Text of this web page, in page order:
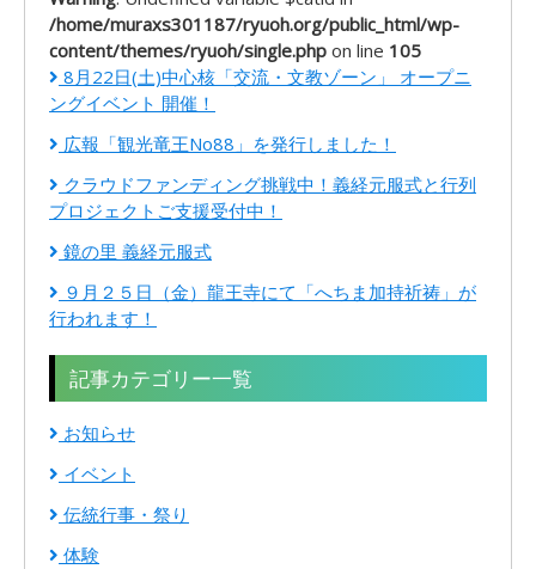
/home/muraxs301187/ryuoh.org/public_html/wp-
content/themes/ryuoh/single.php on line 105
8月22日(土)中心核「交流・文教ゾーン」 オープニ
ングイベント 開催！
広報「観光竜王No88」を発行しました！
クラウドファンディング挑戦中！義経元服式と行列
プロジェクトご支援受付中！
鏡の里 義経元服式
９月２５日（金）龍王寺にて「へちま加持祈祷」が
行われます！
記事カテゴリー一覧
お知らせ
イベント
伝統行事・祭り
体験